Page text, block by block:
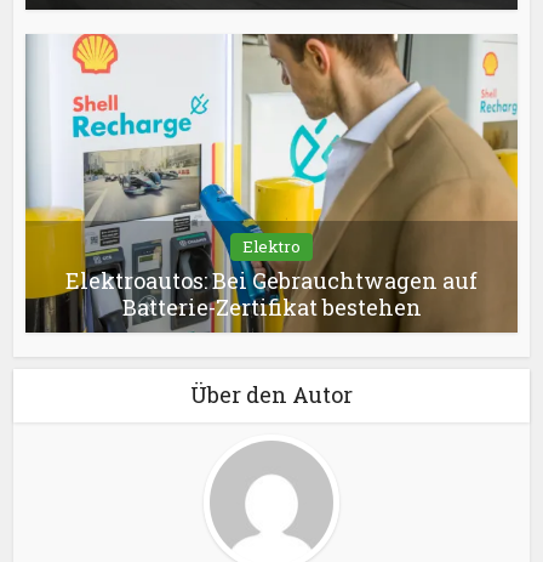
Elektro
Elektroautos: Bei Gebrauchtwagen auf
Batterie-Zertifikat bestehen
Über den Autor